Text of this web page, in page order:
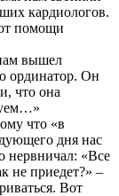
кардиологов.
помощи
вышел
ординатор. Он
что она
что «в
дня нас
нервничал: «Все
не приедет?» –
Вот